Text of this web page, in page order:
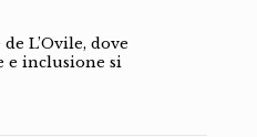
L’Ovile, dove
e inclusione si